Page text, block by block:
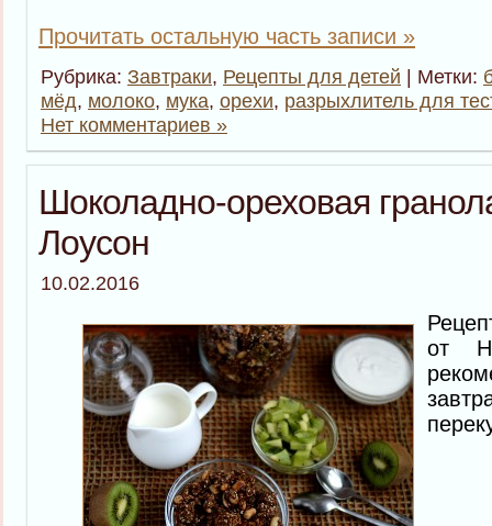
Прочитать остальную часть записи »
Рубрика: Завтраки, Рецепты для детей | Метки:
мёд, молоко, мука, орехи, разрыхлитель для
Нет комментариев »
Шоколадно-ореховая
Лоусон
10.02.2016
от